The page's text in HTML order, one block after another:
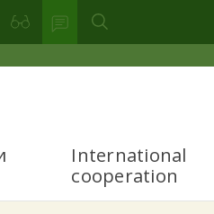
International
cooperation